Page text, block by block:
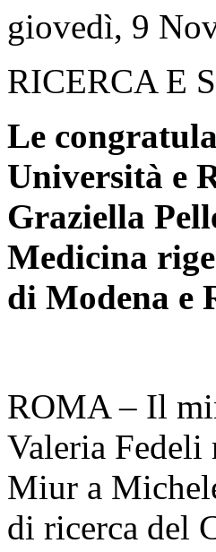
giovedì, 9
RICERCA E
Le
Università e
Graziella
Medicina
di Modena e
ROMA – Il
Valeria Fedeli
Miur a
di ricerca del